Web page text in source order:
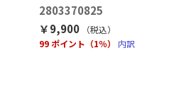
2803370825
￥9,900
（税込）
99 ポイント（1％）
内訳